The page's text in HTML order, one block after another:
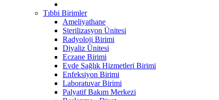
Tıbbi Birimler
Ameliyathane
Sterilizasyon Ünitesi
Radyoloji Birimi
Diyaliz Ünitesi
Eczane Birimi
Evde Sağlık Hizmetleri Birimi
Enfeksiyon Birimi
Laboratuvar Birimi
Palyatif Bakım Merkezi